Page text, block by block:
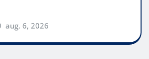
aug. 6, 2026